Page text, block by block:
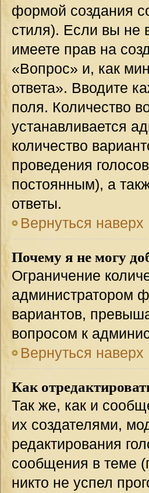
формой создания
стиля). Если вы не
имеете прав на
«Вопрос» и, как
ответа». Вводите
поля. Количество
устанавливается
количество
проведения
постоянным), а
ответы.
Вернуться наверх
Почему я не могу
Ограничение
администратором
вариантов,
вопросом к
Вернуться наверх
Как
Так же, как и
их создателями,
редактирования
сообщения в теме
никто не успел